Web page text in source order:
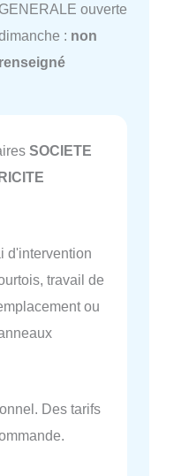
GENERALE ouverte
: non
renseigné
SOCIETE
d'intervention
travail de
ou
Des tarifs